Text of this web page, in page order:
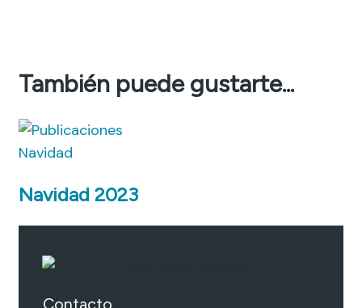
También puede gustarte...
Navidad
Navidad 2023
Contacto